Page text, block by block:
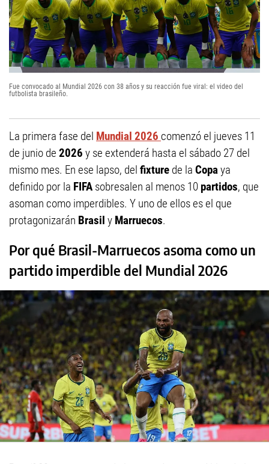
Fue convocado al Mundial 2026 con 38 años y su reacción fue viral: el video del
futbolista brasileño.
La primera fase del Mundial 2026 comenzó el jueves 11
de junio de 2026 y se extenderá hasta el sábado 27 del
mismo mes. En ese lapso, del fixture de la Copaya
definido por la FIFA sobresalen al menos 10 partidos, que
asoman como imperdibles. Y uno de ellos es el que
protagonizarán Brasil y Marruecos.
Por qué Brasil-Marruecos asoma como un
partido imperdible del Mundial 2026